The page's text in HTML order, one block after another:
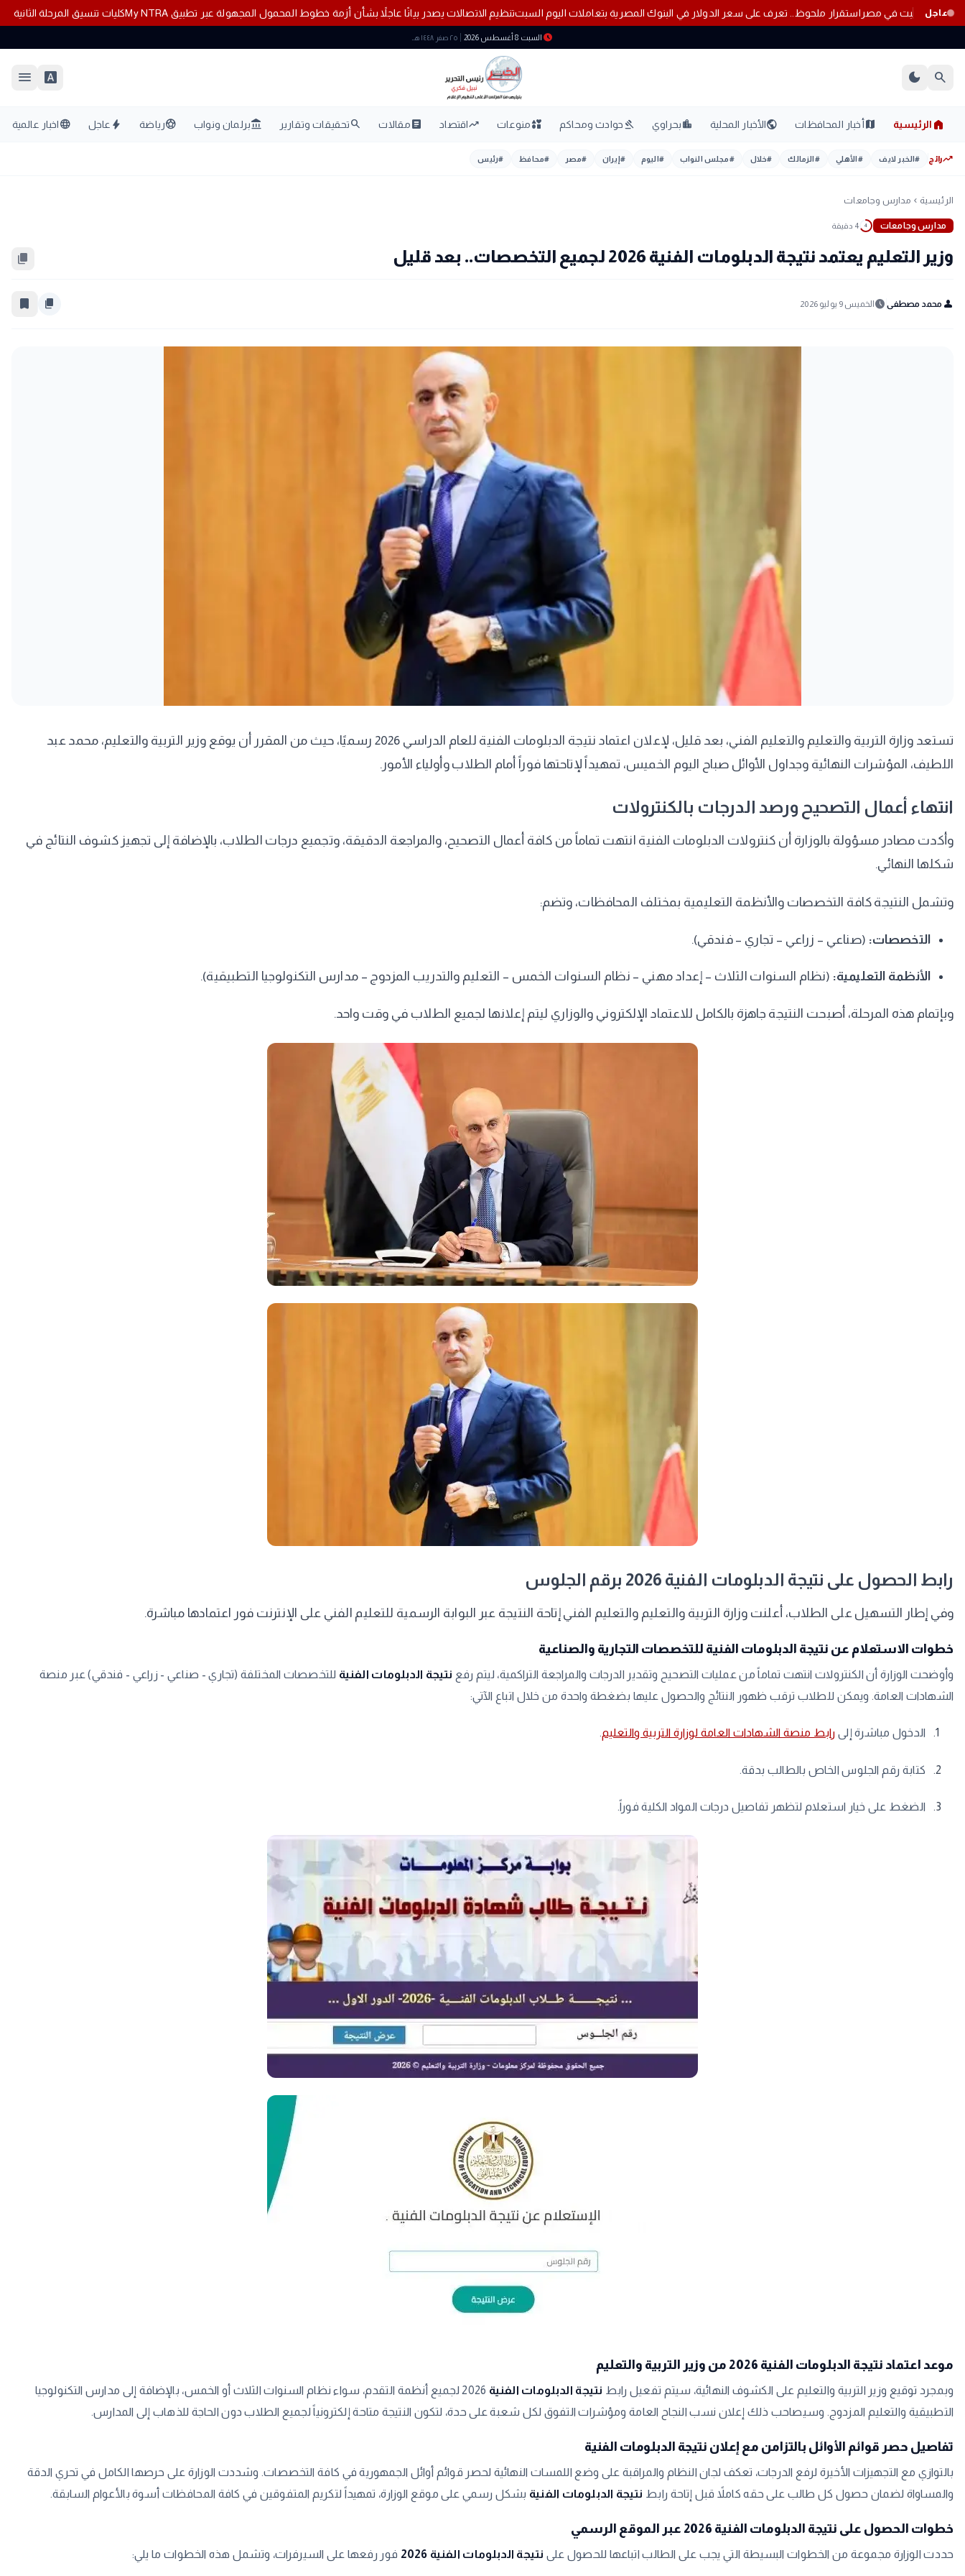
عاجل
أسعار الذهب اليوم السبت في مصراستقرار ملحوظ.. تعرف على سعر الدولار في البنوك المصرية بتعاملات اليوم السبتتنظيم الاتصالات يصدر بيانًا عاجلاً بشأن أزمة خطوط المحمول المجهولة عبر تطبيق My NTRA كليات تنسيق المرحلة الثانية 2026: المؤشرات
schedule السبت 8 أغسطس 2026 ٢٥ صفر ١٤٤٨ هـ
search
dark_mode
font_download
menu
home الرئيسية mapأخبار المحافظات publicالأخبار المحلية location_cityبحراوي gavelحوادث ومحاكم interestsمنوعات trending_upاقتصاد articleمقالات searchتحقيقات وتقارير account_balanceبرلمان ونواب sports_soccerرياضة bolt عاجل languageاخبار عالمية
trending_upرائج #الخبر لايف #الأهلي #الزمالك #خلال #مجلس النواب #اليوم #إيران #مصر #محافظ #رئيس
الرئيسية chevron_left مدارس وجامعات
مدارس وجامعات 4 4 دقيقة
وزير التعليم يعتمد نتيجة الدبلومات الفنية 2026 لجميع التخصصات.. بعد قليل content_copy
person محمد مصطفى schedule الخميس 9 يوليو 2026 content_copy
bookmark_border
​تستعد وزارة التربية والتعليم والتعليم الفني، بعد قليل، لإعلان اعتماد نتيجة الدبلومات الفنية للعام الدراسي 2026 رسميًا، حيث من المقرر أن يوقع وزير التربية والتعليم، محمد عبد
اللطيف، المؤشرات النهائية وجداول الأوائل صباح اليوم الخميس، تمهيداً لإتاحتها فوراً أمام الطلاب وأولياء الأمور.
​انتهاء أعمال التصحيح ورصد الدرجات بالكنترولات
​وأكدت مصادر مسؤولة بالوزارة أن كنترولات الدبلومات الفنية انتهت تماماً من كافة أعمال التصحيح، والمراجعة الدقيقة، وتجميع درجات الطلاب، بالإضافة إلى تجهيز كشوف النتائج في
شكلها النهائي.
​وتشمل النتيجة كافة التخصصات والأنظمة التعليمية بمختلف المحافظات، وتضم:
التخصصات: (صناعي – زراعي – تجاري – فندقي).
الأنظمة التعليمية: (نظام السنوات الثلاث – إعداد مهني – نظام السنوات الخمس – التعليم والتدريب المزدوج – مدارس التكنولوجيا التطبيقية).
​وبإتمام هذه المرحلة، أصبحت النتيجة جاهزة بالكامل للاعتماد الإلكتروني والوزاري ليتم إعلانها لجميع الطلاب في وقت واحد.
​رابط الحصول على نتيجة الدبلومات الفنية 2026 برقم الجلوس
​وفي إطار التسهيل على الطلاب، أعلنت وزارة التربية والتعليم والتعليم الفني إتاحة النتيجة عبر البوابة الرسمية للتعليم الفني على الإنترنت فور اعتمادها مباشرة.
​خطوات الاستعلام عن نتيجة الدبلومات الفنية للتخصصات التجارية والصناعية
​وأوضحت الوزارة أن الكنترولات انتهت تماماً من عمليات التصحيح وتقدير الدرجات والمراجعة التراكمية، ليتم رفع نتيجة الدبلومات الفنية للتخصصات المختلفة (تجاري - صناعي - زراعي - فندقي) عبر منصة
الشهادات العامة. ويمكن للطلاب ترقب ظهور النتائج والحصول عليها بضغطة واحدة من خلال اتباع الآتي:
​الدخول مباشرة إلى رابط منصة الشهادات العامة لوزارة التربية والتعليم.
​كتابة رقم الجلوس الخاص بالطالب بدقة.
​الضغط على خيار استعلام لتظهر تفاصيل درجات المواد الكلية فوراً.
​موعد اعتماد نتيجة الدبلومات الفنية 2026 من وزير التربية والتعليم
​وبمجرد توقيع وزير التربية والتعليم على الكشوف النهائية، سيتم تفعيل رابط نتيجة الدبلومات الفنية
2026 لجميع أنظمة التقدم، سواء نظام السنوات الثلاث أو الخمس، بالإضافة إلى مدارس التكنولوجيا
التطبيقية والتعليم المزدوج. وسيصاحب ذلك إعلان نسب النجاح العامة ومؤشرات التفوق لكل شعبة على حدة، لتكون النتيجة متاحة إلكترونياً لجميع الطلاب دون الحاجة للذهاب إلى المدارس.
​تفاصيل حصر قوائم الأوائل بالتزامن مع إعلان نتيجة الدبلومات الفنية
​بالتوازي مع التجهيزات الأخيرة لرفع الدرجات، تعكف لجان النظام والمراقبة على وضع اللمسات النهائية لحصر قوائم أوائل الجمهورية في كافة التخصصات. وشددت الوزارة على حرصها الكامل في تحري الدقة
والمساواة لضمان حصول كل طالب على حقه كاملاً قبل إتاحة رابط نتيجة الدبلومات الفنية بشكل رسمي على موقع الوزارة، تمهيداً لتكريم المتفوقين في كافة المحافظات أسوة بالأعوام السابقة.
​خطوات الحصول على نتيجة الدبلومات الفنية 2026 عبر الموقع الرسمي
​حددت الوزارة مجموعة من الخطوات البسيطة التي يجب على الطالب اتباعها للحصول على نتيجة الدبلومات الفنية 2026 فور رفعها على السيرفرات، وتشمل هذه الخطوات ما يلي: